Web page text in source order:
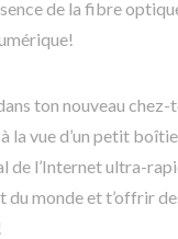
de la fibre
ton nouveau
la vue d’un petit
de l’Internet ultra-
monde et t’offrir